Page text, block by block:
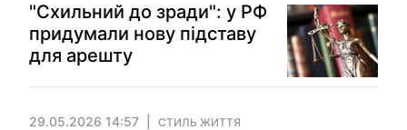
"Схильний до зради": у РФ
придумали нову підставу
для арешту
29.05.2026 14:57 СТИЛЬ ЖИТТЯ